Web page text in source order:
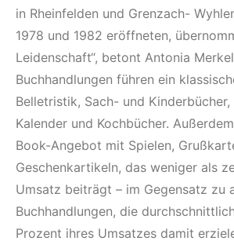
in Rheinfelden und Grenzach-
1978 und 1982 eröffneten,
Leidenschaft“, betont Antonia
Buchhandlungen führen ein
Belletristik, Sach- und Kinderbücher,
Kalender und Kochbücher.
Book-Angebot mit Spielen,
Geschenkartikeln, das weniger als
Umsatz beiträgt – im Gegensatz zu
Buchhandlungen, die
Prozent ihres Umsatzes damit